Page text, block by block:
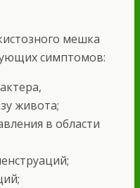
мешка
симптомов:
живота;
в области